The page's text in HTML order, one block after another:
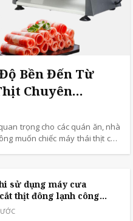
Bền Đến Từ
Chuyên
trọng cho các quán ăn, nhà
muốn chiếc máy thái thịt của
sử dụng máy cưa
thịt đông lạnh công